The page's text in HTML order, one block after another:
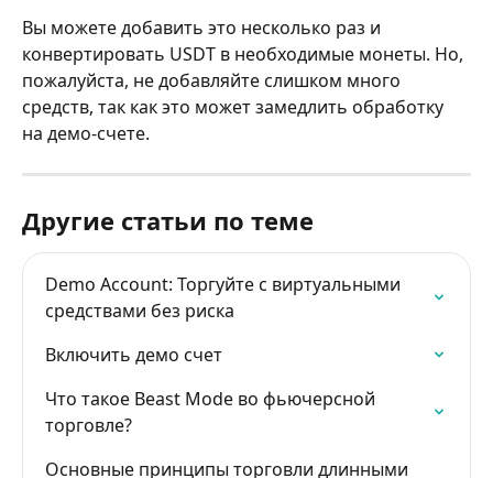
Вы можете добавить это несколько раз и
конвертировать USDT в необходимые монеты. Но,
пожалуйста, не добавляйте слишком много
средств, так как это может замедлить обработку
на демо-счете.
Другие статьи по теме
Demo Account: Торгуйте с виртуальными
средствами без риска
Включить демо счет
Что такое Beast Mode во фьючерсной
торговле?
Основные принципы торговли длинными